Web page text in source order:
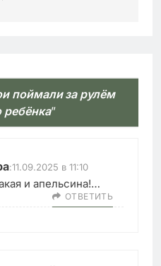
поймали за рулём
ребёнка”
:11.09.2025 в 11:10
и апельсина!…
ОТВЕТИТЬ